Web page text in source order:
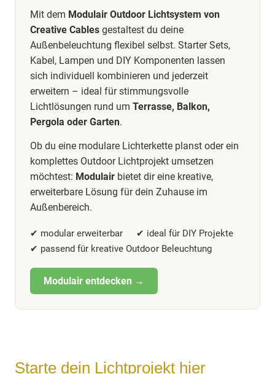
Mit dem Modulair Outdoor Lichtsystem von
Creative Cables gestaltest du deine
Außenbeleuchtung flexibel selbst. Starter Sets,
Kabel, Lampen und DIY Komponenten lassen
sich individuell kombinieren und jederzeit
erweitern – ideal für stimmungsvolle
Lichtlösungen rund um Terrasse, Balkon,
Pergola oder Garten.
Ob du eine modulare Lichterkette planst oder ein
komplettes Outdoor Lichtprojekt umsetzen
möchtest: Modulair bietet dir eine kreative,
erweiterbare Lösung für dein Zuhause im
Außenbereich.
✔ modular erweiterbar
✔ ideal für DIY Projekte
✔ passend für kreative Outdoor Beleuchtung
Modulair entdecken →
Starte dein Lichtprojekt hier